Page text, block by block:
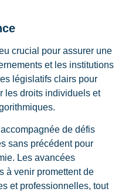
crucial pour assurer une
et les institutions
législatifs clairs pour
les droits individuels et
de défis
sans précédent pour
Les avancées
à venir promettent de
et professionnelles, tout